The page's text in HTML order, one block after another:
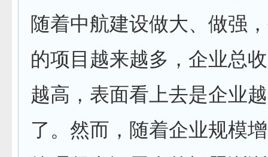
随着中航建设做大、做强
的项目越来越多，企业总
越高，表面看上去是企业
了。然而，随着企业规模